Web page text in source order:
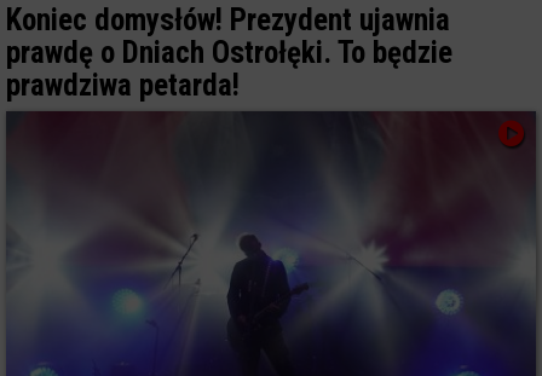
Koniec domysłów! Prezydent ujawnia
prawdę o Dniach Ostrołęki. To będzie
prawdziwa petarda!